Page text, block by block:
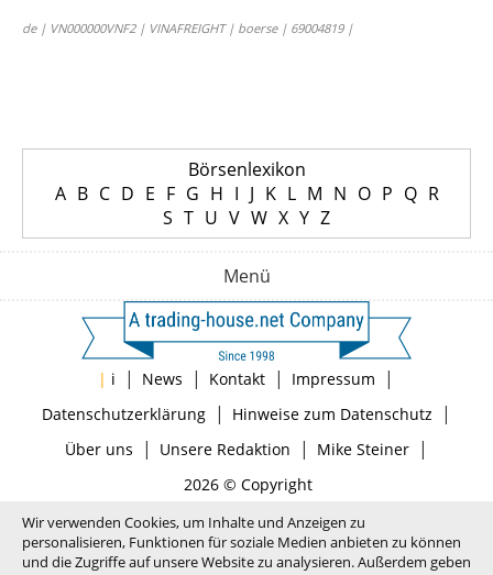
de | VN000000VNF2 | VINAFREIGHT | boerse | 69004819 |
Börsenlexikon
A B C D E F G H I J K L M N O P Q R
S T U V W X Y Z
Menü
| i | News | Kontakt | Impressum |
Datenschutzerklärung| Hinweise zum Datenschutz |
Über uns | Unsere Redaktion | Mike Steiner|
2026 © Copyright
Wir verwenden Cookies, um Inhalte und Anzeigen zu
personalisieren, Funktionen für soziale Medien anbieten zu können
und die Zugriffe auf unsere Website zu analysieren. Außerdem geben